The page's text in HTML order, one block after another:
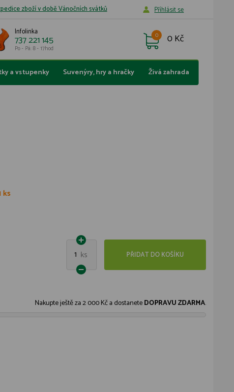
zboží v době Vánočních svátků Příhlásit se
Infolinka
737 221 145
Po - Pá: 8 - 17hod
0 Kč
0
a vstupenky Suvenýry, hry a hračky Živá zahrada
ks
1 ks PŘIDAT DO KOŠÍKU
Nakupte ještě za2 000 Kča dostaneteDOPRAVU ZDARMA.